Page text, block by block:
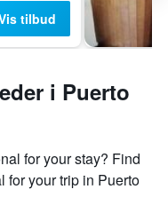
tilbud
i Puerto
for your stay? Find
for your trip in Puerto